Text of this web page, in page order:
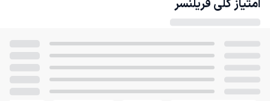
امتیاز کلی فریلنسر